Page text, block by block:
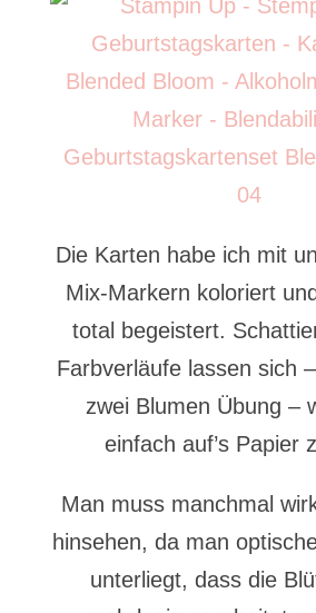
Die Karten habe ich mit
Mix-Markern koloriert
total begeistert.
Farbverläufe lassen sich
zwei Blumen Übung –
einfach auf’s Papier
Man muss manchmal
hinsehen, da man
unterliegt, dass die